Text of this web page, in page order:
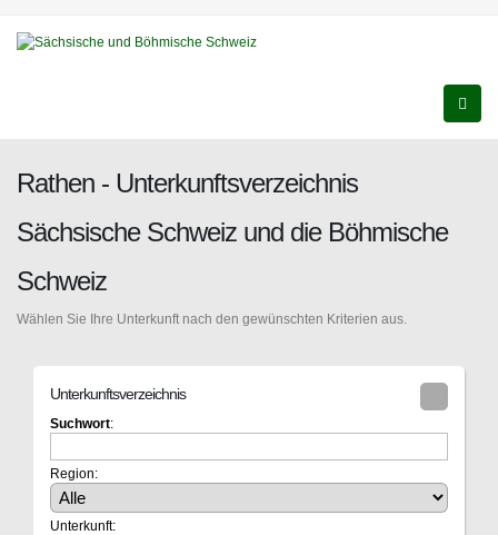
Rathen - Unterkunftsverzeichnis
Sächsische Schweiz und die Böhmische
Schweiz
Wählen Sie Ihre Unterkunft nach den gewünschten Kriterien aus.
Unterkunftsverzeichnis
Suchwort:
Region:
Unterkunft: